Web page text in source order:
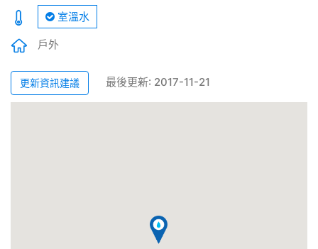
室溫水
戶外
更新資訊建議 最後更新: 2017-11-21